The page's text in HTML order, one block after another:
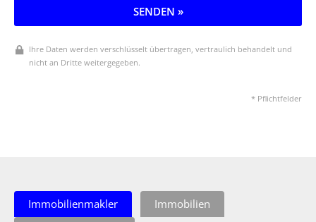
SENDEN »
Ihre Daten werden verschlüsselt übertragen, vertraulich behandelt und
nicht an Dritte weitergegeben.
* Pflichtfelder
Immobilienmakler
Immobilien